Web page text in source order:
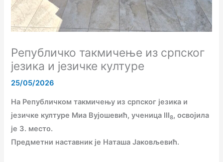
Републичко такмичење из српског
језика и језичке културе
25/05/2026
На Републичком такмичењу из српског језика и
језичке културе Миа Вујошевић, ученица III8, освојила
је 3. место.
Предметни наставник је Наташа Јаковљевић.